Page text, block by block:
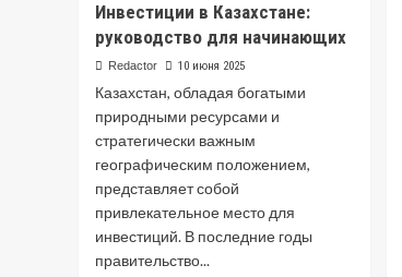
Инвестиции:
Ключевые
Факторы
Роста
Инвестиции в Казахстане:
руководство для начинающих
Redactor 10 июня 2025
Казахстан, обладая богатыми
природными ресурсами и
стратегически важным
географическим положением,
представляет собой
привлекательное место для
инвестиций. В последние годы
правительство...